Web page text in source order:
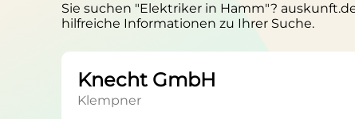
Sie suchen "Elektriker in Hamm"?
hilfreiche Informationen zu Ihrer Suche.
Knecht GmbH
Klempner